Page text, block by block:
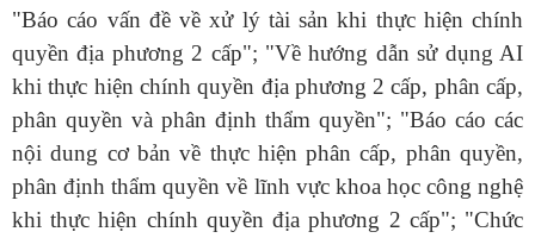
"Báo cáo vấn đề về xử lý tài sản khi thực hiện chính
quyền địa phương 2 cấp"; "Về hướng dẫn sử dụng AI
khi thực hiện chính quyền địa phương 2 cấp, phân cấp,
phân quyền và phân định thẩm quyền"; "Báo cáo các
nội dung cơ bản về thực hiện phân cấp, phân quyền,
phân định thẩm quyền về lĩnh vực khoa học công nghệ
khi thực hiện chính quyền địa phương 2 cấp"; "Chức